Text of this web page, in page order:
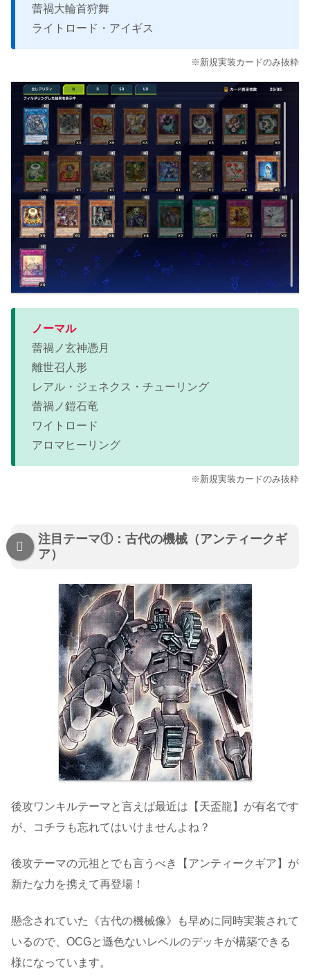
蕾禍大輪首狩舞
ライトロード・アイギス
※新規実装カードのみ抜粋
ノーマル
蕾禍ノ玄神憑月
離世召人形
レアル・ジェネクス・チューリング
蕾禍ノ鎧石竜
ワイトロード
アロマヒーリング
※新規実装カードのみ抜粋
注目テーマ①：古代の機械（アンティークギ
ア）
後攻ワンキルテーマと言えば最近は【天盃龍】が有名です
が、コチラも忘れてはいけませんよね？
後攻テーマの元祖とでも言うべき【アンティークギア】が
新たな力を携えて再登場！
懸念されていた《古代の機械像》も早めに同時実装されて
いるので、OCGと遜色ないレベルのデッキが構築できる
様になっています。